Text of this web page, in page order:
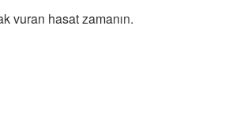
vuran hasat zamanın.